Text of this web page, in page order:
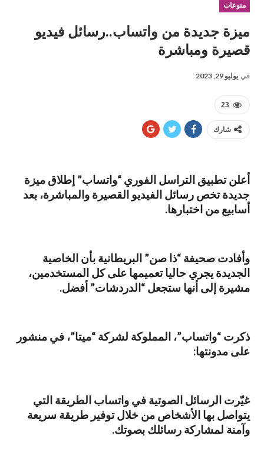
منوعات
ميزة جديدة من واتساب..رسائل فيديو
قصيرة ومباشرة
في يوليو 29, 2023
23
شارك
أعلن تطبيق التراسل الفوري “واتساب” إطلاق ميزة
جديدة تخص رسائل الفيديو القصيرة والمباشرة، بعد
أسابيع من اختبارها.
وأفادت صحيفة “ذا صن” البريطانية بأن الخاصية
الجديدة يجري حاليا تعميمها على كل المستخدمين،
مشيرة إلى أنها ستجعل “الدردشات” أفضل.
ذكرت “واتساب”، المملوكة لشركة “ميتا”، في منشور
على مدونتها:
غيّرت الرسائل الصوتية في واتساب الطريقة التي
يتواصل بها الأشخاص من خلال توفير طريقة سريعة
وآمنة لمشاركة رسائلك بصوتك.